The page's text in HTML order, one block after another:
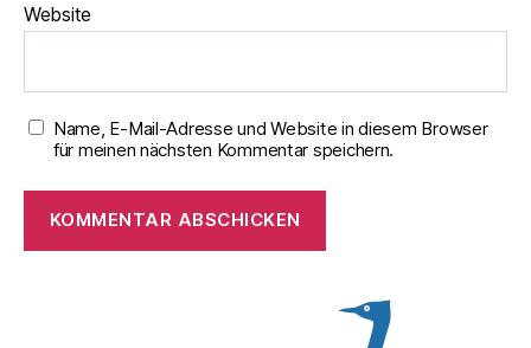
Website
Name, E-Mail-Adresse und Website in diesem Browser
für meinen nächsten Kommentar speichern.